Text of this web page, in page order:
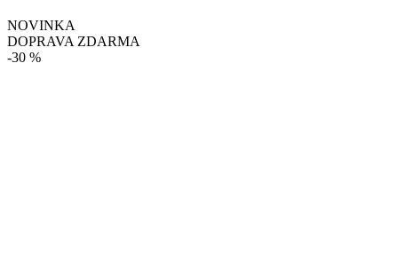
NOVINKA
DOPRAVA ZDARMA
-30 %